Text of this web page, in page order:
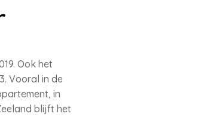
Ook het
Vooral in de
in
blijft het